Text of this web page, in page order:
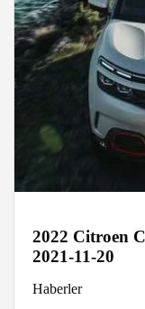
2022 Citroen
2021-11-20
Haberler